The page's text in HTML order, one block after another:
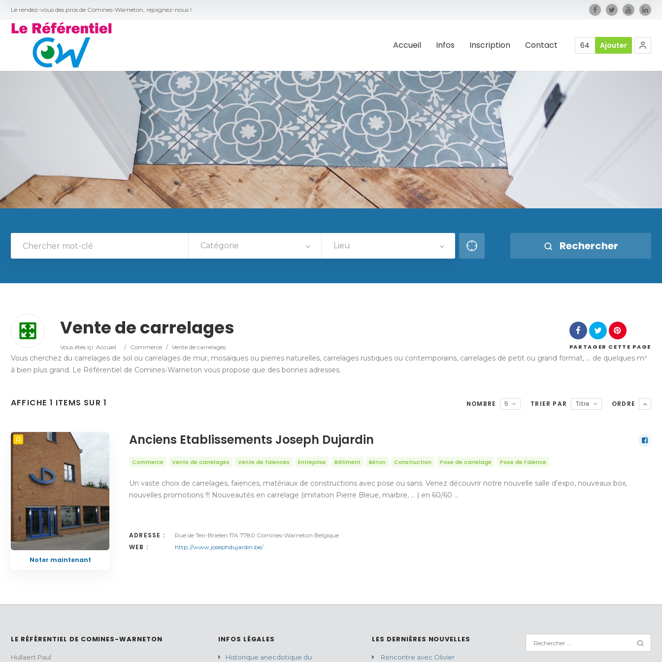
Le rendez-vous des pros de Comines-Warneton, rejoignez-nous !
Accueil Infos Inscription Contact 64 Ajouter
Catégorie Lieu Rechercher
Vente de carrelages
Vous êtes içi :Accueil / Commerce / Vente de carrelages PARTAGER CETTE PAGE
Vous cherchez du carrelages de sol ou carrelages de mur, mosaïques ou pierres naturelles, carrelages rustiques ou contemporains, carrelages de petit ou grand format, ... de quelques m²
à bien plus grand. Le Référentiel de Comines-Warneton vous propose que des bonnes adresses.
AFFICHE 1 ITEMS SUR 1 NOMBRE 5 TRIER PAR Titre ORDRE
Noter maintenant
Anciens Etablissements Joseph Dujardin
Commerce Vente de carrelages Vente de faïences Entreprise Bâtiment Béton Construction Pose de carrelage Pose de Faïence
Un vaste choix de carrelages, faïences, matériaux de constructions avec pose ou sans. Venez découvrir notre nouvelle salle d’expo, nouveaux box,
nouvelles promotions !!! Nouveautés en carrelage (imitation Pierre Bleue, marbre, … ) en 60/60 …
ADRESSE : Rue de Ten-Brielen 17A 7780 Comines-Warneton Belgique
WEB : http://www.josephdujardin.be/
LE RÉFÉRENTIEL DE COMINES-WARNETON
Hullaert Paul
INFOS LÉGALES
Historique anecdotique du
LES DERNIÈRES NOUVELLES
Rencontre avec Olivier